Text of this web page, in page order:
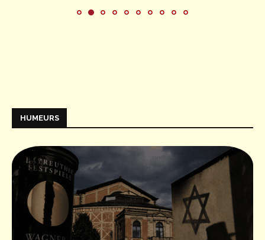
HUMEURS